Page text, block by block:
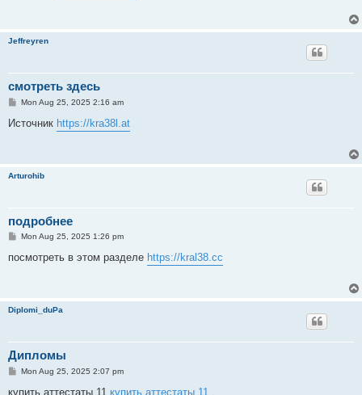
Jeffreyren
смотреть здесь
P
s
Mon Aug 25, 2025 2:16 am
Источник https://kra38l.at
Arturohib
подробнее
P
s
Mon Aug 25, 2025 1:26 pm
посмотреть в этом разделе https://kral38.cc
Diplomi_duPa
Дипломы
P
s
Mon Aug 25, 2025 2:07 pm
купить аттестаты 11 купить аттестаты 11